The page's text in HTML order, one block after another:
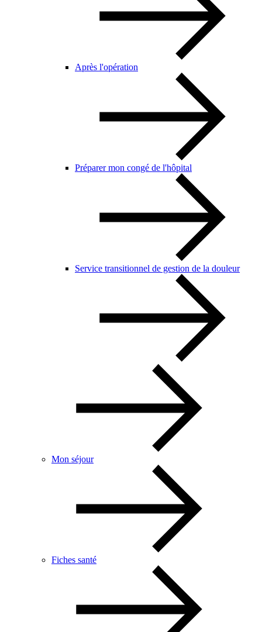
Après l'opération
Préparer mon congé de l'hôpital
Service transitionnel de gestion de la douleur
Mon séjour
Fiches santé